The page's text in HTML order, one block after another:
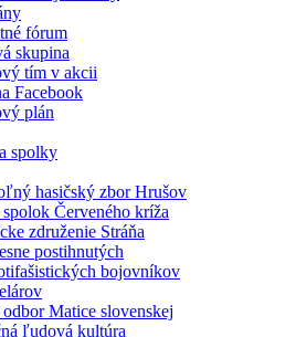
fórum
skupina
tím v akcii
Facebook
plán
spolky
hasičský zbor Hrušov
Červeného kríža
združenie Stráňa
postihnutých
bojovníkov
Matice slovenskej
ľudová kultúra